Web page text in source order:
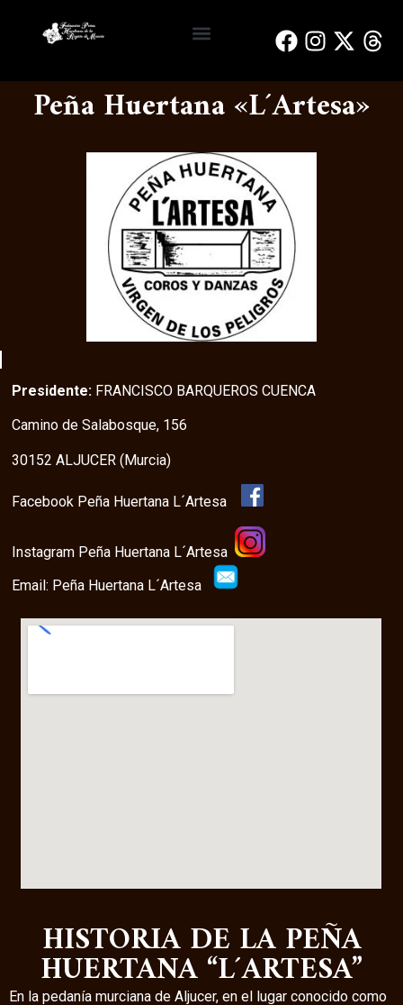
Peña Huertana «L´Artesa»
Presidente: FRANCISCO BARQUEROS CUENCA
Camino de Salabosque, 156
30152 ALJUCER (Murcia)
Facebook Peña Huertana L´Artesa
Instagram Peña Huertana L´Artesa
Email: Peña Huertana L´Artesa
HISTORIA DE LA PEÑA
HUERTANA “L´ARTESA”
En la pedanía murciana de Aljucer, en el lugar conocido como